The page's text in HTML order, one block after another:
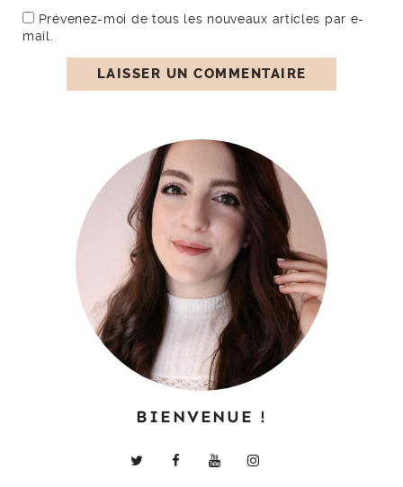
Prévenez-moi de tous les nouveaux articles par e-
mail.
BIENVENUE !